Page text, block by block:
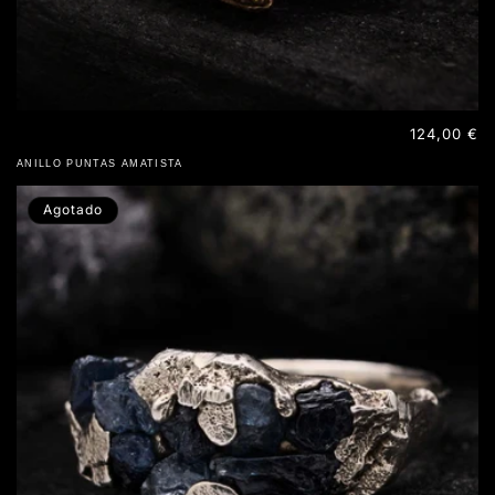
ANILLO PUNTAS AMATISTA
Precio
124,00 €
Agotado